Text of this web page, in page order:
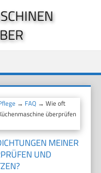
→ FAQ → Wie oft
überprüfen
MEINER
UND